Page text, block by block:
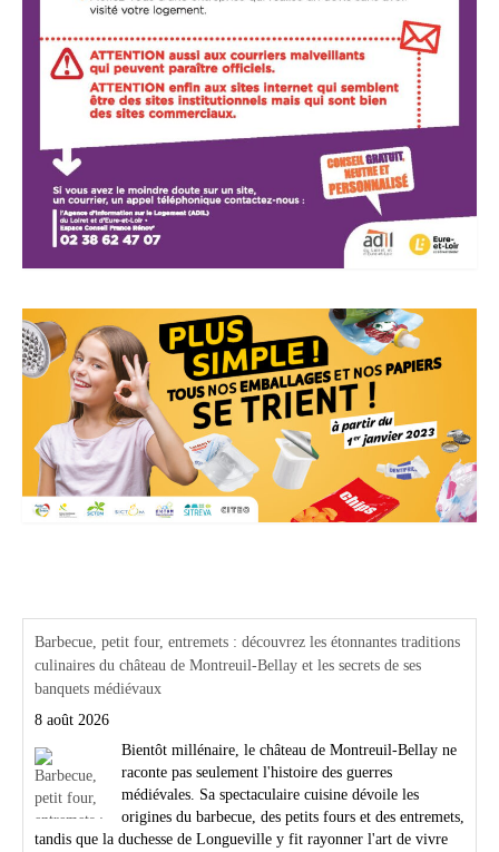
Barbecue, petit four, entremets : découvrez les étonnantes traditions
culinaires du château de Montreuil-Bellay et les secrets de ses
banquets médiévaux
8 août 2026
Bientôt millénaire, le château de Montreuil-Bellay ne
raconte pas seulement l'histoire des guerres
médiévales. Sa spectaculaire cuisine dévoile les
origines du barbecue, des petits fours et des entremets,
tandis que la duchesse de Longueville y fit rayonner l'art de vivre